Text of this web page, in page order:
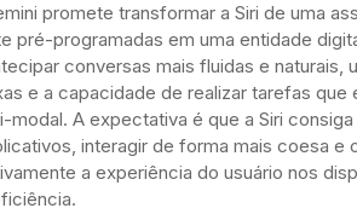
promete transformar a Siri de uma
pré-programadas em uma entidade
conversas mais fluidas e naturais,
e a capacidade de realizar tarefas
modal. A expectativa é que a Siri
interagir de forma mais coesa
a experiência do usuário nos